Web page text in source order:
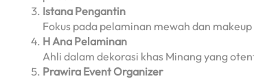
Istana Pengantin
Fokus pada pelaminan mewah dan
H Ana Pelaminan
Ahli dalam dekorasi khas Minang yang
Prawira Event Organizer